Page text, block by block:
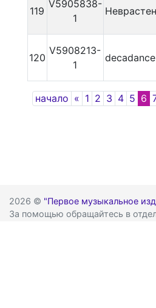
119
V5905838-
1
120
V5908213-
1
decadance
начало « Previous
1 2 3 4 5 6
2026 © "Первое музыкальное
За помощью обращайтесь в